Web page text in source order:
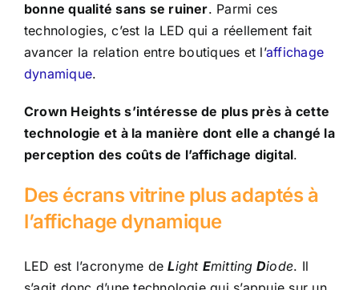
bonne qualité sans se ruiner. Parmi ces
technologies, c’est la LED qui a réellement fait
avancer la relation entre boutiques et l’affichage
dynamique.
Crown Heights s’intéresse de plus près à cette
technologie et à la manière dont elle a changé la
perception des coûts de l’affichage digital.
Des écrans vitrine plus adaptés à
l’affichage dynamique
LED est l’acronyme deLight Emitting Diode. Il